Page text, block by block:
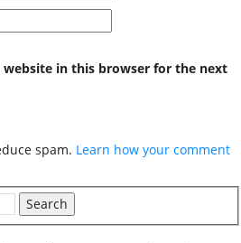
website in this browser for the next
spam. Learn how your comment
Search